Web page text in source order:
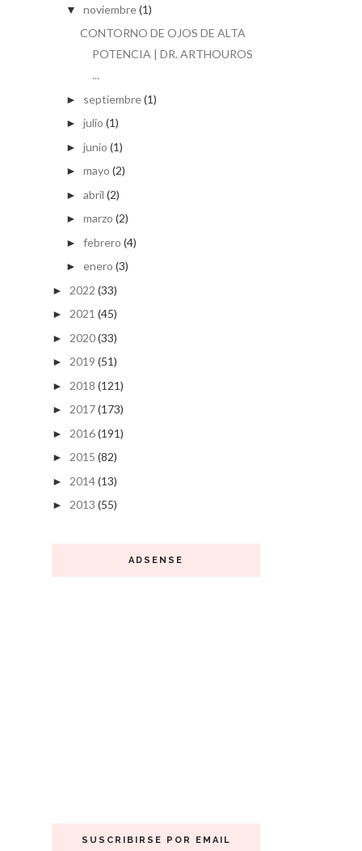
▼ noviembre(1)
CONTORNO DE OJOS DE ALTA
POTENCIA | DR. ARTHOUROS
...
► septiembre(1)
► julio (1)
► junio (1)
► mayo (2)
► abril (2)
► marzo (2)
► febrero (4)
► enero (3)
► 2022 (33)
► 2021 (45)
► 2020(33)
► 2019 (51)
► 2018 (121)
► 2017(173)
► 2016(191)
► 2015 (82)
► 2014(13)
► 2013 (55)
ADSENSE
SUSCRIBIRSE POR EMAIL